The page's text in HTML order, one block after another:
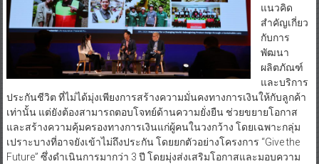
แนวคิด
สำคัญเกี่ยว
กับการ
พัฒนา
ผลิตภัณฑ์
และบริการ
ประกันชีวิต ที่ไม่ได้มุ่งเพียงการสร้างความมั่นคงทางการเงินให้กับลูกค้า
เท่านั้น แต่ยังต้องสามารถตอบโจทย์ด้านความยั่งยืน ช่วยขยายโอกาส
และสร้างความคุ้มครองทางการเงินแก่ผู้คนในวงกว้าง โดยเฉพาะกลุ่ม
เปราะบางที่อาจยังเข้าไม่ถึงประกัน โดยยกตัวอย่างโครงการ “Give the
Future” ซึ่งดำเนินการมากว่า 3 ปี โดยมุ่งส่งเสริมโอกาสและมอบความ